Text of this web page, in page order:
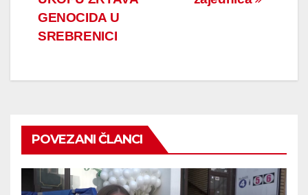
GENOCIDA U
SREBRENICI
POVEZANI ČLANCI